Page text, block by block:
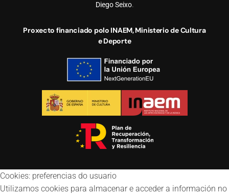
Diego Seixo.
Proxecto financiado polo INAEM, Ministerio de Cultura
e Deporte
Cookies: preferencias do usuario
Utilizamos cookies para almacenar e acceder a información no